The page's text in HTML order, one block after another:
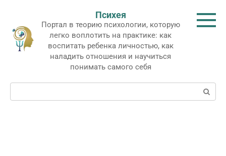
контенту
Психея
Портал в теорию психологии, которую
легко воплотить на практике: как
воспитать ребенка личностью, как
наладить отношения и научиться
понимать самого себя
Поиск: